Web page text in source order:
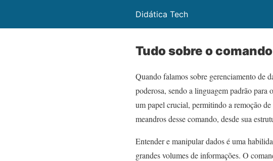
Didática Tech
Tudo sobre o comando
Quando falamos sobre gerenciamento de
poderosa, sendo a linguagem padrão para
um papel crucial, permitindo a remoção
meandros desse comando, desde sua
Entender e manipular dados é uma
grandes volumes de informações. O